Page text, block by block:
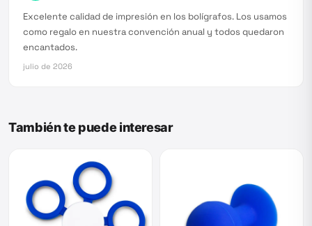
Excelente calidad de impresión en los bolígrafos. Los usamos
como regalo en nuestra convención anual y todos quedaron
encantados.
julio de 2026
También te puede interesar